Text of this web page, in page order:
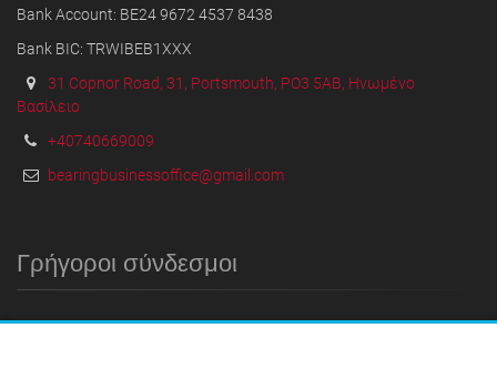
Bank Account: BE24 9672 4537 8438
Bank BIC: TRWIBEB1XXX
31 Copnor Road, 31, Portsmouth, PO3 5AB, Ηνωμένο
Βασίλειο
+40740669009
bearingbusinessoffice@gmail.com
Γρήγοροι σύνδεσμοι